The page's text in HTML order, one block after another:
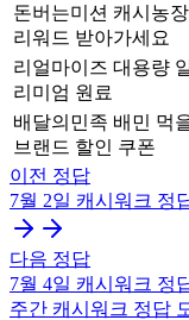
돈버는미션 캐시농
리워드 받아가세요
리얼마이즈 대용량
리미엄 원료
배달의민족 배민 먹
브랜드 할인 쿠폰
이전 정답
7월 2일 캐시워크 정
다음 정답
7월 4일 캐시워크 정
주간 캐시워크 정답